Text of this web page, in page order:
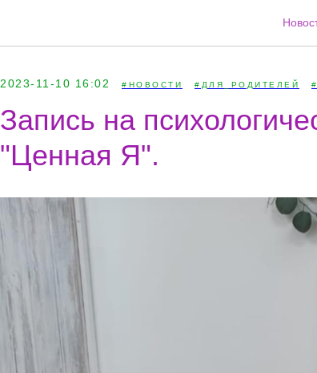
2023-11-10 16:02 #НОВОСТИ #ДЛЯ_РОДИТЕЛЕЙ
Запись на
"Ценная Я".